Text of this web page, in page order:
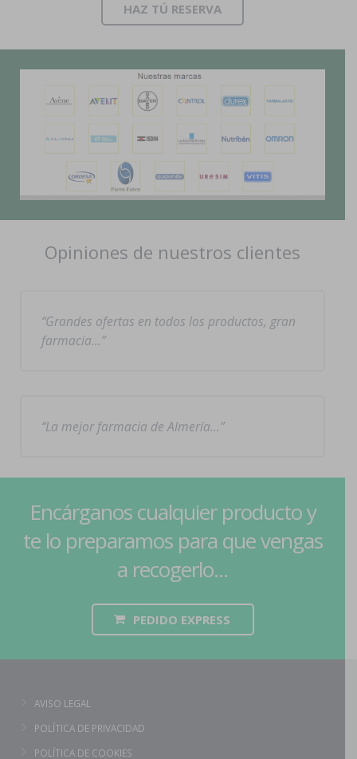
HAZ TÚ RESERVA
Opiniones de nuestros clientes
Grandes ofertas en todos los productos, gran
farmacia…
La mejor farmacia de Almería…
Encárganos cualquier producto y
te lo preparamos para que vengas
a recogerlo...
PEDIDO EXPRESS
AVISO LEGAL
POLÍTICA DE PRIVACIDAD
POLÍTICA DE COOKIES